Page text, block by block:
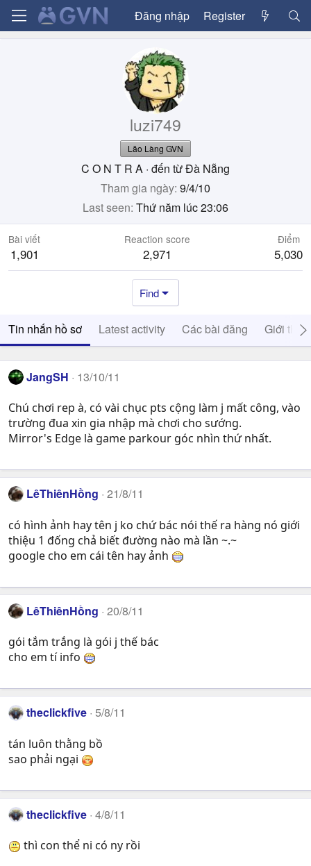
Đăng nhập Register
luzi749
Lão Làng GVN
C O N T R A · đến từĐà Nẵng
Tham gia ngày 9/4/10
Last seen Thứ năm lúc 23:06
Bài viết
1,901
Reaction score
2,971
Điểm
5,030
Find
Tin nhắn hồ sơ Latest activity Các bài đăng Giới thiệu
JangSH 13/10/11
Chú chơi rep à, có vài chục pts cộng làm j mất công, vào
trường đua xin gia nhập mà chơi cho sướng.
Mirror's Edge là game parkour góc nhìn thứ nhất.
LêThiênHồng 21/8/11
có hình ảnh hay tên j ko chứ bác nói thế ra hàng nó giới
thiệu 1 đống chả biết đường nào mà lần ~.~
google cho em cái tên hay ảnh
LêThiênHồng 20/8/11
gói tắm trắng là gói j thế bác
cho em tí info
theclickfive 5/8/11
tán luôn thằng bồ
sao phải ngại
theclickfive 4/8/11
thì con thể ni có ny rồi